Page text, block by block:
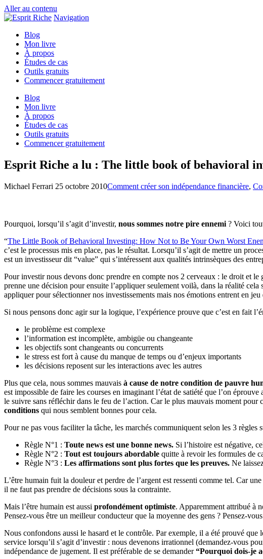
Aller au contenu
Navigation
Blog
Mon livre
À propos
Études de cas
Outils gratuits
Commencer gratuitement
Blog
Mon livre
À propos
Études de cas
Outils gratuits
Commencer gratuitement
Esprit Riche a lu : The little book of behavioral
Michael Ferrari 25 octobre 2010Comment créer son indépendance financière,
Pourquoi, lorsqu’il s’agit d’investir, nous sommes notre pire ennemi ? Voici
“The Little Book of Behavioral Investing: How Not to Be Your Own Worst
c’est le processus mis en place, pas le résultat. Lorsqu’il s’agit de mettre un
est un investisseur dit “value” qui s’intéressent aux qualités intrinsèques des
Pour investir nous devons donc prendre en compte nos 2 cerveaux : le droit et
prenne une décision pour ensuite l’appliquer seulement voilà, dans la réalité
appliquer pour sélectionner nos investissements mais nos émotions entrent en
Si nous pensons donc agir sur la logique, l’expérience prouve que c’est en fait
le problème est complexe
l’information est incomplète, ambigüe ou changeante
les objectifs sont changeants ou concurrents
le stress est fort à cause du manque de temps ou d’enjeux importants
les décisions reposent sur les interactions avec les autres
Plus que cela, nous sommes mauvais à cause de notre condition de pauvre
est impossible de faire les courses en imaginant l’état de satiété que l’on
le suivre sans réfléchir dans le feu de l’action. Car le plus mauvais moment
conditions qui nous semblent bonnes pour cela.
Pour ne pas vous faciliter la tâche, les marchés communiquent selon les 3 règles
Règle N°1 : Toute news est une bonne news. Si l’histoire est négative,
Règle N°2 : Tout est toujours abordable quitte à revoir les formules de
Règle N°3 : Les affirmations sont plus fortes que les preuves. Ne
L’être humain fuit la douleur et perdre de l’argent est ressenti comme tel. Car
il ne faut pas prendre de décisions sous la contrainte.
Mais l’être humain est aussi profondément optimiste. Apparemment attribué à
Pensez-vous être un meilleur conducteur que la moyenne des gens ? Pensez-
Nous confondons aussi le hasard et le contrôle. Par exemple, il a été prouvé
service lorsqu’il s’agit d’investir : nous devenons irrationnel (demandez-vous
indépendance de jugement. Il est préférable de se demander“Pourquoi dois-je